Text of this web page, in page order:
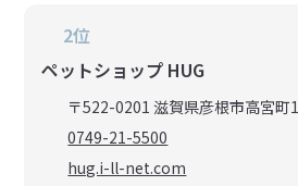
2位
ペットショップ HUG
〒522-0201 滋賀県彦根市高宮町
0749-21-5500
hug.i-ll-net.com